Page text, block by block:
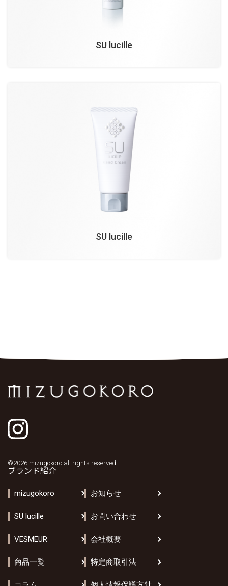
SU lucille
SU lucille
©2026 mizugokoro all rights reserved.
ブランド紹介
mizugokoro
SU lucille
VESMEUR
商品一覧
お知らせ
お問い合わせ
会社概要
特定商取引法